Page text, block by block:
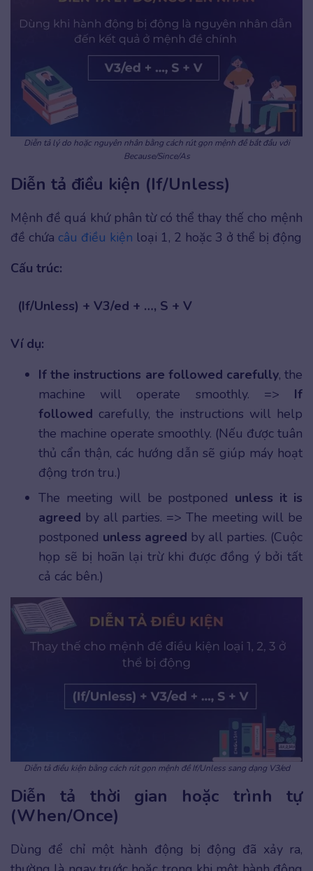
Diễn tả lý do hoặc nguyên nhân bằng cách rút gọn mệnh đề bắt đầu với
Because/Since/As
Diễn tả điều kiện (If/Unless)
Mệnh đề quá khứ phân từ có thể thay thế cho mệnh
đề chứa câu điều kiện loại 1, 2 hoặc 3 ở thể bị động
Cấu trúc:
(If/Unless) + V3/ed + …, S + V
Ví dụ:
If the instructions are followed carefully, the
machine will operate smoothly. => If
followed carefully, the instructions will help
the machine operate smoothly. (Nếu được tuân
thủ cẩn thận, các hướng dẫn sẽ giúp máy hoạt
động trơn tru.)
The meeting will be postponed unless it is
agreed by all parties. => The meeting will be
postponed unless agreed by all parties. (Cuộc
họp sẽ bị hoãn lại trừ khi được đồng ý bởi tất
cả các bên.)
Diễn tả điều kiện bằng cách rút gọn mệnh đề If/Unless sang dạng V3/ed
Diễn tả thời gian hoặc trình tự
(When/Once)
Dùng để chỉ một hành động bị động đã xảy ra,